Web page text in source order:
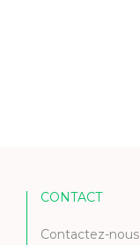
CONTACT
Contactez-nous